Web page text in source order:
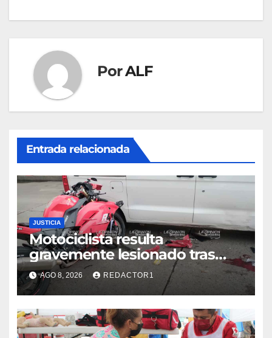
PorALF
Entrada relacionada
JUSTICIA
Motociclista resulta
gravemente lesionado tras
choque en la colonia Ricardo
Flores Magón
AGO 8, 2026 REDACTOR1